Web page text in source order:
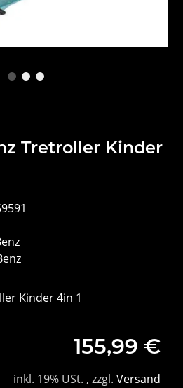
Tretroller Kinder
Kinder 4in 1
155,99 €
inkl. 19% USt. , zzgl. Versand